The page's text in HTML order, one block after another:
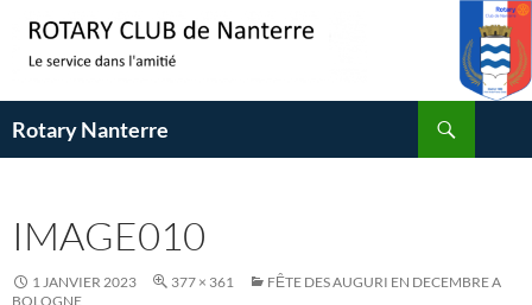
contenu
Rotary Nanterre
IMAGE010
1 JANVIER 2023 377 × 361
FȆTE DES AUGURI EN DECEMBRE A
BOLOGNE